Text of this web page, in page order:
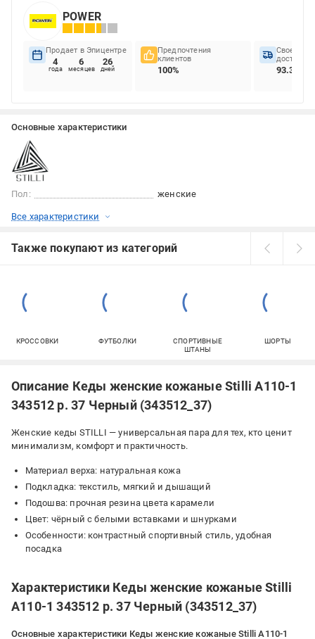
POWER
Продает в Эпицентре
4
года
6
месяцев
26
дней
Предпочтения
клиентов
100%
доставок
93.33%
Основные характеристики
Пол: женские
Все характеристики
Также покупают из категорий
КРОССОВКИ ФУТБОЛКИ
СПОРТИВНЫЕ
ШТАНЫ
ШОРТЫ
Описание Кеды женские кожаные Stilli A110-1
343512 р. 37 Черный (343512_37)
Женские кеды STILLI — универсальная пара для тех, кто ценит
минимализм, комфорт и практичность.
Материал верха: натуральная кожа
Подкладка: текстиль, мягкий и дышащий
Подошва: прочная резина цвета карамели
Цвет: чёрный с белыми вставками и шнурками
Особенности: контрастный спортивный стиль, удобная
посадка
Характеристики Кеды женские кожаные Stilli
A110-1 343512 р. 37 Черный (343512_37)
Основные характеристики Кеды женские кожаные Stilli A110-1